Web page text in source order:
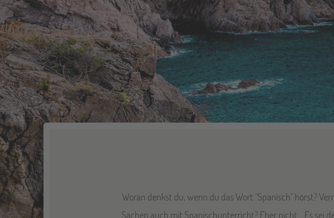
Woran denkst du, wenn du das Wort "Spanisch" hörst?
Sachen auch mit Spanischunterricht? Eher nicht… Es sei